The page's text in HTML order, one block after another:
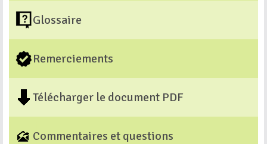
Glossaire
Remerciements
Télécharger le document PDF
Commentaires et questions